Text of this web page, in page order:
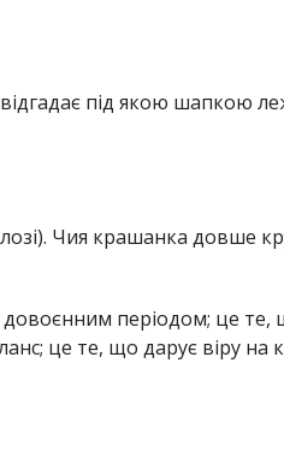
під якою шапкою
Чия крашанка довше
довоєнним періодом; це
це те, що дарує віру на